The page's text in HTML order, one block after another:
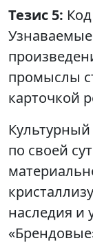
Тезис 5:
промыслы
карточкой
по своей
наследия и